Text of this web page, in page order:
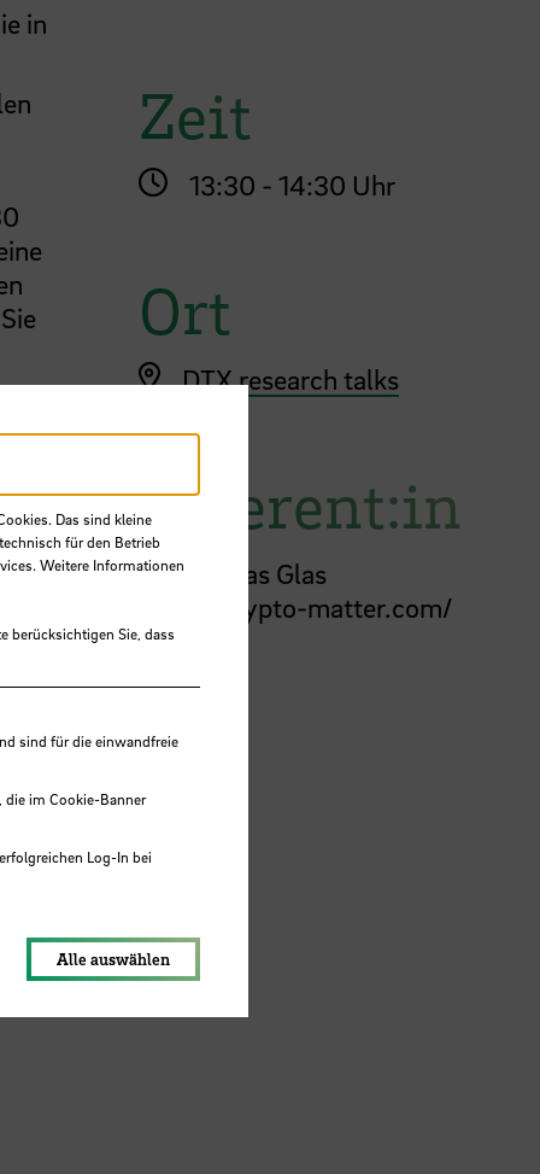
in
Zeit
13:30 - 14:30 Uhr
Ort
DTX research talks
Referent:in
Dr.Thobias Glas
https://crypto-matter.com/
Das sind kleine
für den Betrieb
Weitere Informationen
berücksichtigen Sie, dass
sind für die einwandfreie
die im Cookie-Banner
Log-In bei
Alle auswählen